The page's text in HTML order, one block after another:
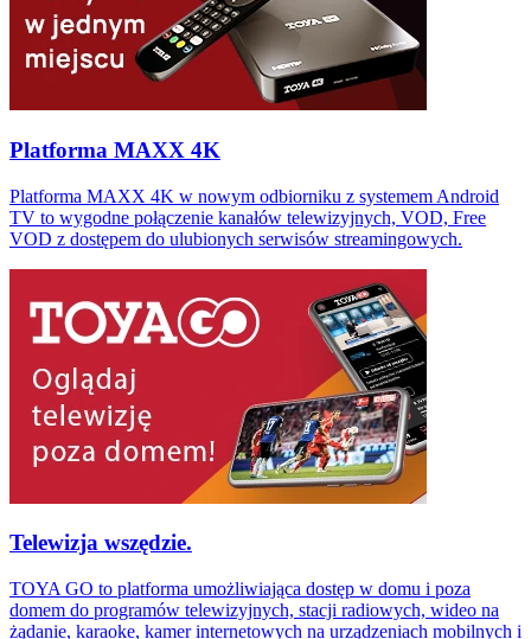
Platforma MAXX 4K
Platforma MAXX 4K w nowym odbiorniku z systemem Android
TV to wygodne połączenie kanałów telewizyjnych, VOD, Free
VOD z dostępem do ulubionych serwisów streamingowych.
Telewizja wszędzie.
TOYA GO to platforma umożliwiająca dostęp w domu i poza
domem do programów telewizyjnych, stacji radiowych, wideo na
żądanie, karaoke, kamer internetowych na urządzeniach mobilnych i